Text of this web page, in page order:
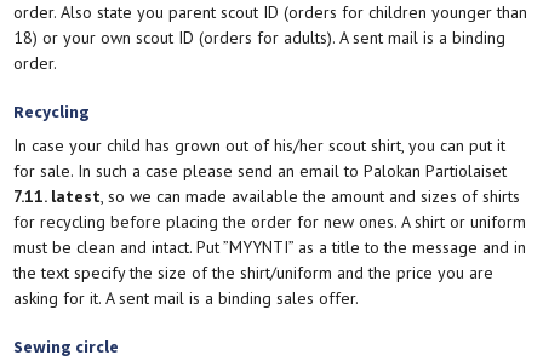
order. Also state you parent scout ID (orders for children younger than
18) or your own scout ID (orders for adults). A sent mail is a binding
order.
Recycling
In case your child has grown out of his/her scout shirt, you can put it
for sale. In such a case please send an email to Palokan Partiolaiset
7.11. latest, so we can made available the amount and sizes of shirts
for recycling before placing the order for new ones. A shirt or uniform
must be clean and intact. Put ”MYYNTI” as a title to the message and in
the text specify the size of the shirt/uniform and the price you are
asking for it. A sent mail is a binding sales offer.
Sewing circle